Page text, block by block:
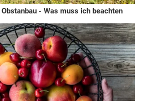
- Was muss ich beachten